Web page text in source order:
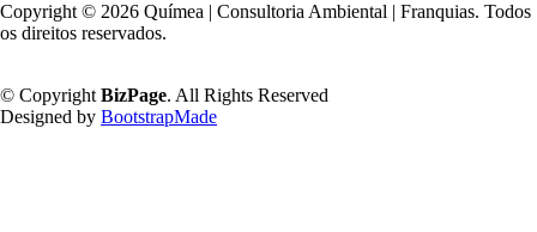
Copyright © 2026 Químea | Consultoria Ambiental | Franquias. Todos
os direitos reservados.
© CopyrightBizPage. All Rights Reserved
Designed by BootstrapMade